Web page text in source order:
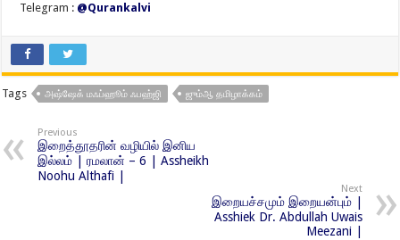
Telegram : @Qurankalvi
Tags அஷ்ஷேக் மஃப்ஹூம் ஃபஹ்ஜி ஜும்ஆ தமிழாக்கம்
Previous
இறைத்தூதரின் வழியில் இனிய
இல்லம் | ரமலான் – 6 | Assheikh
Noohu Althafi |
Next
இறையச்சமும் இறையன்பும் |
Asshiek Dr. Abdullah Uwais
Meezani |